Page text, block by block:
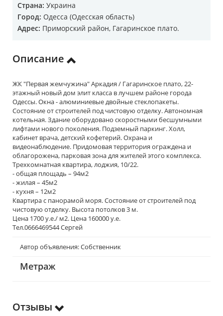
Страна: Украина
Город: Одесса (Одесская область)
Адрес: Приморский район, Гагаринское плато.
Описание
ЖК "Первая жемчужина" Аркадия / Гагаринское плато, 22-
этажный новый дом элит класса в лучшем районе города
Одессы. Окна - алюминиевые двойные стеклопакеты.
Состояние от строителей под чистовую отделку. Автономная
котельная. Здание оборудовано скоростными бесшумными
лифтами нового поколения. Подземный паркинг. Холл,
кабинет врача, детский кофетерий. Охрана и
видеонаблюдение. Придомовая территория ограждена и
облагорожена, парковая зона для жителей этого комплекса.
Трехкомнатная квартира, лоджия, 10/22.
- общая площадь – 94м2
- жилая – 45м2
- кухня – 12м2
Квартира с панорамой моря. Состояние от строителей под
чистовую отделку. Высота потолков 3 м.
Цена 1700 у.е./ м2. Цена 160000 у.е.
Тел.0666469544 Сергей
Автор объявления: Собственник
Метраж
Отзывы